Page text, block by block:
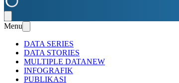
Menu
DATA SERIES
DATA STORIES
MULTIPLE DATANEW
INFOGRAFIK
PUBLIKASI